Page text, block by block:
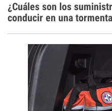
¿Cuáles son los
conducir en una